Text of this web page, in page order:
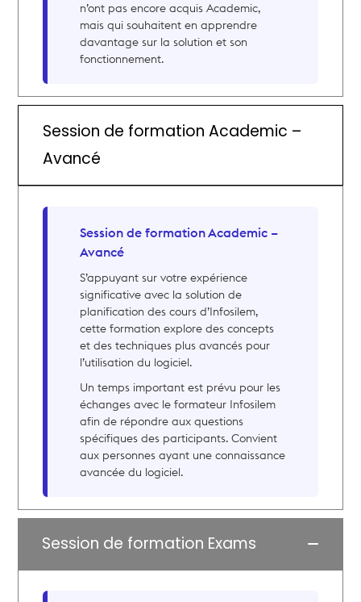
n’ont pas encore acquis Academic,
mais qui souhaitent en apprendre
davantage sur la solution et son
fonctionnement.
Session de formation Academic –
Avancé
Session de formation Academic –
Avancé
S’appuyant sur votre expérience
significative avec la solution de
planification des cours d’Infosilem,
cette formation explore des concepts
et des techniques plus avancés pour
l’utilisation du logiciel.
Un temps important est prévu pour les
échanges avec le formateur Infosilem
afin de répondre aux questions
spécifiques des participants. Convient
aux personnes ayant une connaissance
avancée du logiciel.
Session de formation Exams